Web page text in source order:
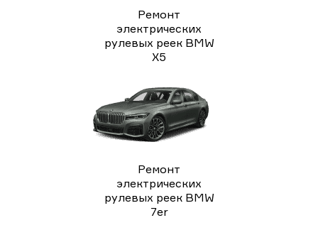
Ремонт
электрических
рулевых реек BMW
X5
Ремонт
электрических
рулевых реек BMW
7er